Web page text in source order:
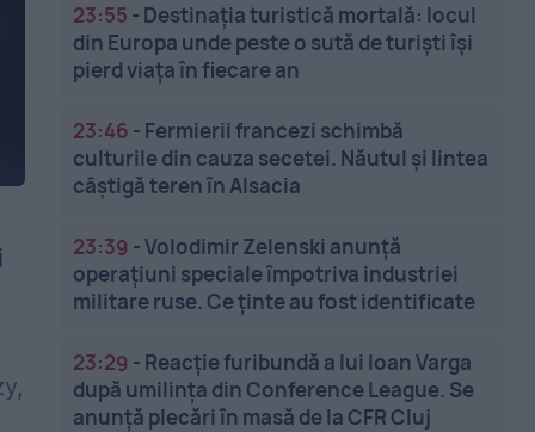
23:55 - Destinația turistică mortală: locul
din Europa unde peste o sută de turiști își
pierd viața în fiecare an
23:46 - Fermierii francezi schimbă
culturile din cauza secetei. Năutul și lintea
câștigă teren în Alsacia
23:39 -Volodimir Zelenski anunță
operațiuni speciale împotriva industriei
militare ruse. Ce ținte au fost identificate
23:29 - Reacție furibundă a lui Ioan Varga
după umilința din Conference League. Se
anunță plecări în masă de la CFR Cluj